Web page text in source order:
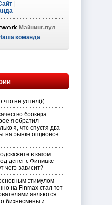
Майнинг-пул
команда
что не успел(((
брокера
я обратил
я, что спустя два
на рынке опционов
в каком
денег с Финмакс
чего зависит?
стимулом
на Finmax стал тот
являются
бизнесмены и...